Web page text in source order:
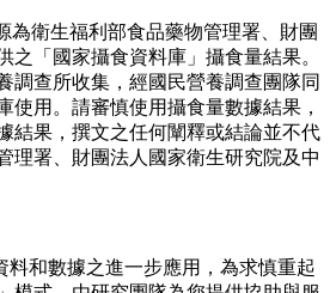
為衛生福利部食品藥物管理署、財團
之「國家攝食資料庫」攝食量結果。
調查所收集，經國民營養調查團隊同
使用。請審慎使用攝食量數據結果，
結果，撰文之任何闡釋或結論並不代
理署、財團法人國家衛生研究院及中
料和數據之進一步應用，為求慎重起